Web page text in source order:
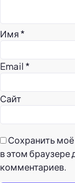
Имя *
Email *
Сайт
Сохранить
в этом
комментариев.